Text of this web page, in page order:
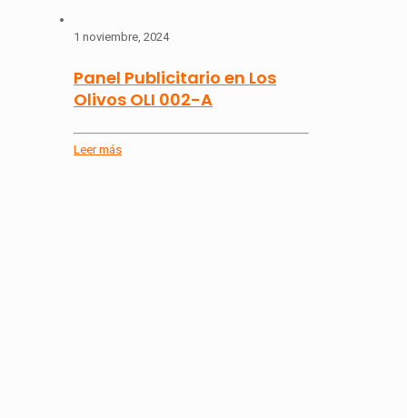
1 noviembre, 2024
Panel Publicitario en Los
Olivos OLI 002-A
Leer más